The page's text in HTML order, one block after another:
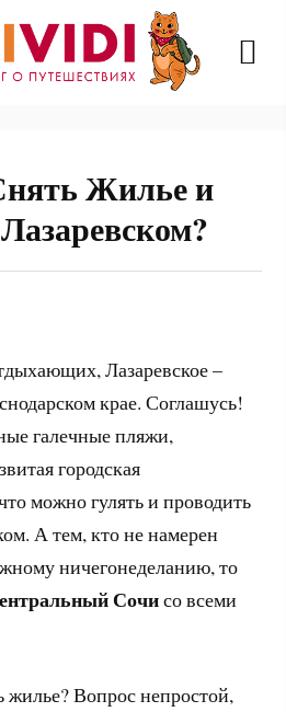
Жилье и
Лазаревское –
крае. Соглашусь!
галечные пляжи,
городская
можно гулять и проводить
А тем, кто не намерен
ничегонеделанию, то
Сочисо всеми
жилье? Вопрос непростой,